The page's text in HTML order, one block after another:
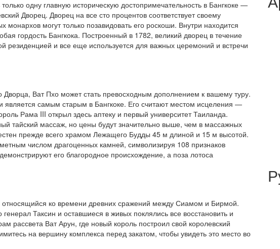
одну главную историческую достопримечательность в Бангкоке —
Дворец. Дворец на все сто процентов соответствует своему
могут только позавидовать его роскоши. Внутри находится
гордость Бангкока. Построенный в 1782, великий дворец в течение
резиденцией и все еще используется для важных церемоний и встречи
Дворца, Ват Пхо может стать превосходным дополнением к вашему туру.
самым старым в Бангкоке. Его считают местом исцеления —
Рама III открыл здесь аптеку и первый университет Таиланда.
тайский массаж, но цены будут значительно выше, чем в массажных
прежде всего храмом Лежащего Будды 45 м длиной и 15 м высотой.
числом драгоценных камней, символизируя 108 признаков
его благородное происхождение, а поза лотоса
ко времени древних сражений между Сиамом и Бирмой.
Таксин и оставшиеся в живых поклялись все восстановить и
рассвета Ват Арун, где новый король построил свой королевский
на вершину комплекса перед закатом, чтобы увидеть это место во